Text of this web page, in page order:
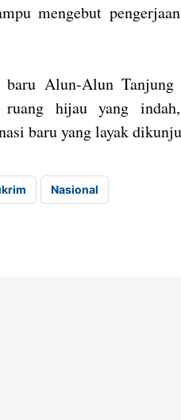
mengebut
baru Alun-Alun
ruang hijau yang
baru yang layak
Nasional